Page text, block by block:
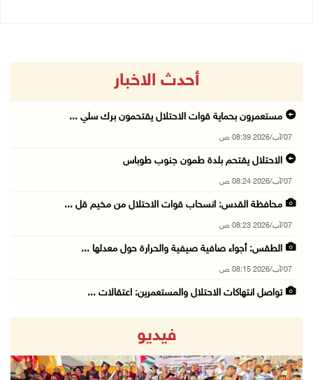
أحدث الاخبار
مستعمرون بحماية قوات الاحتلال يقتحمون برك سلي ...
07/آب/2026 08:39 ص
الاحتلال يقتحم بلدة طمون جنوب طوباس
07/آب/2026 08:24 ص
محافظة القدس: انسحاب قوات الاحتلال من مخيم قل ...
07/آب/2026 08:23 ص
الطقس: أجواء صافية صيفية والحرارة حول معدلها ...
07/آب/2026 08:15 ص
تواصل انتهاكات الاحتلال والمستعمرين: اعتقالات ...
الاحتلال يخطر باقتلاع أشجار من 310 دونمات وال ...
06/آب/2026 11:14 م
فيديو